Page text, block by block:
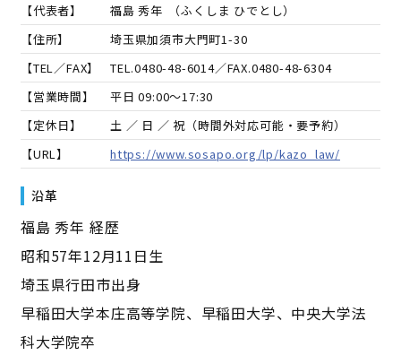
【代表者】 福島 秀年 （ふくしま ひでとし）
【住所】
埼玉県加須市大門町1-30
【TEL／FAX】
TEL.0480-48-6014／FAX.0480-48-6304
【営業時間】
平日 09:00～17:30
【定休日】
土 ／ 日 ／ 祝（時間外対応可能・要予約）
【URL】
https://www.sosapo.org/lp/kazo_law/
沿革
福島 秀年 経歴
昭和57年12月11日生
埼玉県行田市出身
早稲田大学本庄高等学院、早稲田大学、中央大学法
科大学院卒